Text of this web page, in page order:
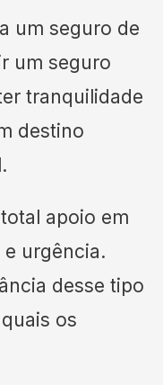
um seguro de
um seguro
tranquilidade
destino
apoio em
urgência.
desse tipo
os